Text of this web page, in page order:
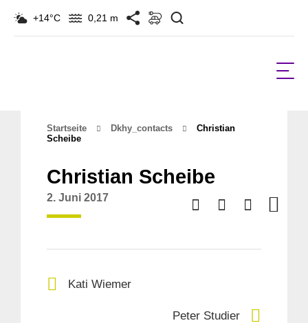
+14°C 0,21 m
Startseite Dkhy_contacts
Christian
Scheibe
Christian Scheibe
2. Juni 2017
Kati Wiemer
Peter Studier